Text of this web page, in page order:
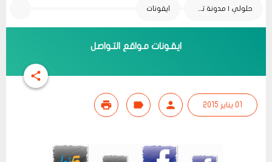
حلولي | مدونة تقنية ايقونات
ايقونات مواقع التواصل
01 يناير 2015